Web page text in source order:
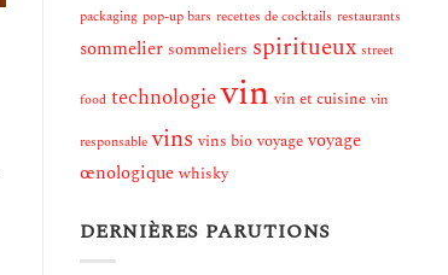
packaging pop-up bars recettes de cocktails restaurants
sommelier sommeliers spiritueux street
food technologievin vin et cuisine vin
responsable vins vins bio voyage voyage
œnologique whisky
DERNIÈRES PARUTIONS